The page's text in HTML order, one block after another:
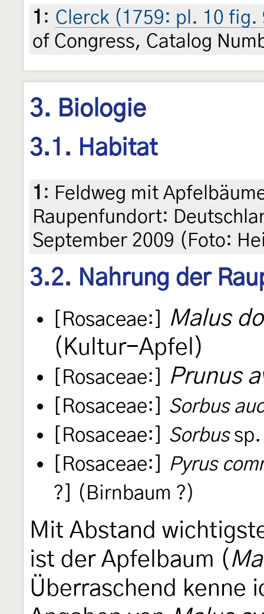
1 : Clerck (1759: pl. 10 fig.
of Congress, Catalog
3. Biologie
3.1. Habitat
1 : Feldweg mit
Raupenfundort:
September 2009 (Foto:
3.2. Nahrung der
[Rosaceae:]
Malus
(Kultur-Apfel)
[Rosaceae:] Prunus
[Rosaceae:]
Sorbus
[Rosaceae:]
Sorbussp.
[Rosaceae:]
Pyrus
?] (Birnbaum ?)
Mit Abstand
ist der Apfelbaum (
Überraschend kenne